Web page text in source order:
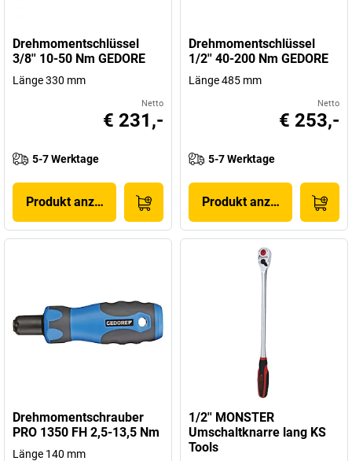
Drehmomentschlüssel
3/8'' 10-50 Nm GEDORE
Länge 330 mm
Netto
€ 231,-
5-7 Werktage
Produkt anzeigen
Drehmomentschlüssel
1/2'' 40-200 Nm GEDORE
Länge 485 mm
Netto
€ 253,-
5-7 Werktage
Produkt anzeigen
Drehmomentschrauber
PRO 1350 FH 2,5-13,5 Nm
Länge 140 mm
1/2'' MONSTER
Umschaltknarre lang KS
Tools